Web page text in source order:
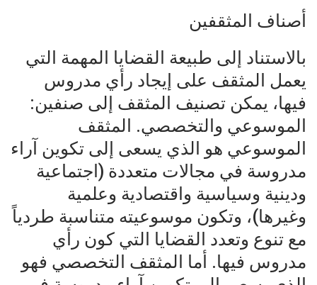
أصناف المثقفين
بالاستناد إلى طبيعة القضايا المهمة التي
يعمل المثقف على إيجاد رأي مدروس
فيها، يمكن تصنيف المثقف إلى صنفين:
الموسوعي والتخصصي. المثقف
الموسوعي هو الذي يسعى إلى تكوين آراء
مدروسة في مجالات متعددة (اجتماعية
ودينية وسياسية واقتصادية وعلمية
وغيرها)، وتكون موسوعيته متناسبة طردياً
مع تنوع وتعدد القضايا التي كون رأي
مدروس فيها. أما المثقف التخصصي فهو